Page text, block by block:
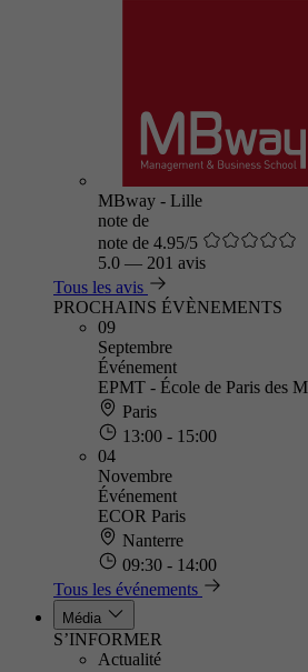
MBway - Lille
note de
note de 4.95/5
5.0 — 201 avis
Tous les avis
PROCHAINS ÉVÈNEMENTS
09
Septembre
Événement
EPMT - École de Paris des
Paris
13:00 - 15:00
04
Novembre
Événement
ECOR Paris
Nanterre
09:30 - 14:00
Tous les événements
Média
S’INFORMER
Actualité